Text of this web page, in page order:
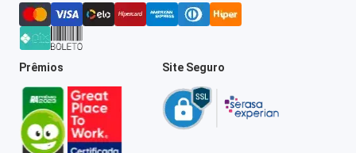
Prêmios Site Seguro